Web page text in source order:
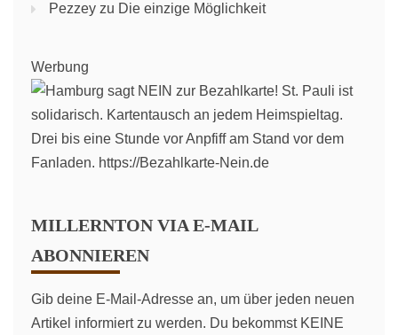
Pezzey zu Die einzige Möglichkeit
Werbung
MILLERNTON VIA E-MAIL
ABONNIEREN
Gib deine E-Mail-Adresse an, um über jeden neuen
Artikel informiert zu werden. Du bekommst KEINE